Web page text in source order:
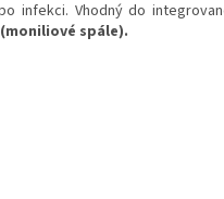
infekci. Vhodný do
spále).